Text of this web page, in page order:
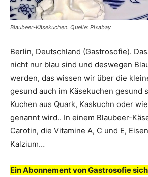
Blaubeer-Käsekuchen. Quelle: Pixabay
Berlin, Deutschland (Gastrosofie).
nicht nur blau sind und deswegen
werden, das wissen wir über die
gesund auch im Käsekuchen gesund
Kuchen aus Quark, Kaskuchn oder
genannt wird.. In einem Blaubeer-
Carotin, die Vitamine A, C und E,
Kalzium…
Ein Abonnement von Gastrosofie